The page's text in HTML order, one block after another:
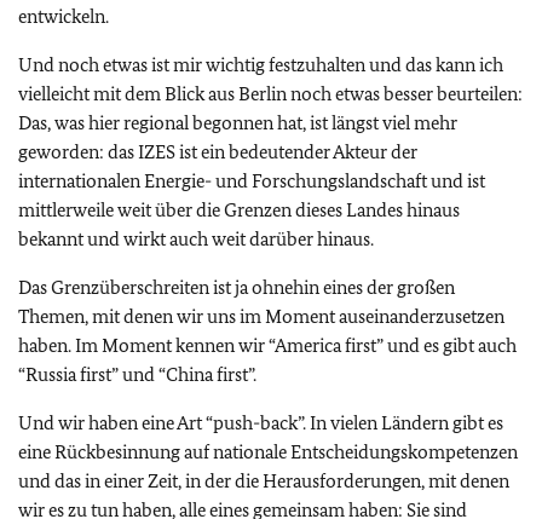
entwickeln.
Und noch etwas ist mir wichtig festzuhalten und das kann ich
vielleicht mit dem Blick aus Berlin noch etwas besser beurteilen:
Das, was hier regional begonnen hat, ist längst viel mehr
geworden: das IZES ist ein bedeutender Akteur der
internationalen Energie- und Forschungslandschaft und ist
mittlerweile weit über die Grenzen dieses Landes hinaus
bekannt und wirkt auch weit darüber hinaus.
Das Grenzüberschreiten ist ja ohnehin eines der großen
Themen, mit denen wir uns im Moment auseinanderzusetzen
haben. Im Moment kennen wir“America first”und es gibt auch
“Russia first”und“China first”.
Und wir haben eine Art“push-back”.In vielen Ländern gibt es
eine Rückbesinnung auf nationale Entscheidungskompetenzen
und das in einer Zeit, in der die Herausforderungen, mit denen
wir es zu tun haben, alle eines gemeinsam haben: Sie sind